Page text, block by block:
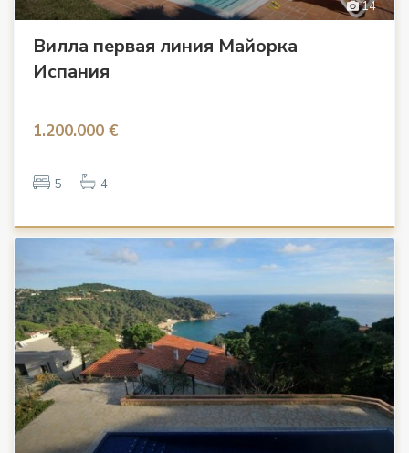
14
Вилла первая линия Майорка
Испания
1.200.000 €
5 4